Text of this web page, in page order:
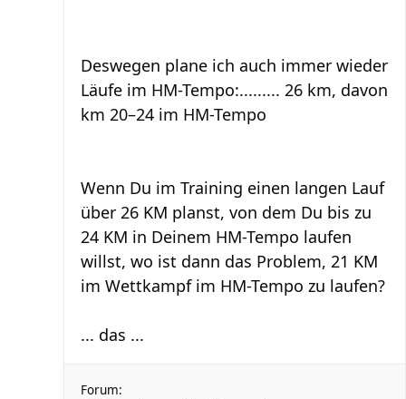
Deswegen plane ich auch immer wieder
Läufe im HM-Tempo:......... 26 km, davon
km 20–24 im HM-Tempo
Wenn Du im Training einen langen Lauf
über 26 KM planst, von dem Du bis zu
24 KM in Deinem HM-Tempo laufen
willst, wo ist dann das Problem, 21 KM
im Wettkampf im HM-Tempo zu laufen?
... das ...
Forum: